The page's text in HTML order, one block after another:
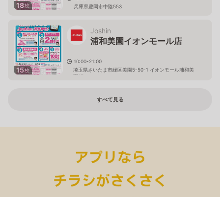
18枚
兵庫県豊岡市中陰553
15枚
Joshin
浦和美園イオンモール店
10:00-21:00
埼玉県さいたま市緑区美園5-50-1 イオンモール浦和美
園1F
すべて見る